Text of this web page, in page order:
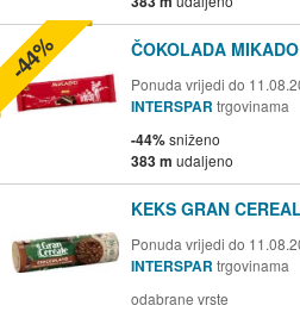
ČOKOLADA
Ponuda vrijedi do
INTERSPAR trgovinama
-44%sniženo
383 m udaljeno
-44%
KEKS GRAN
Ponuda vrijedi do
INTERSPAR trgovinama
odabrane vrste